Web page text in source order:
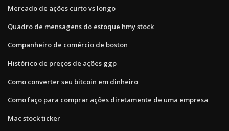
Mercado de ações curto vs longo
Quadro de mensagens do estoque hmy stock
Companheiro de comércio de boston
Histórico de preços de ações ggp
Como converter seu bitcoin em dinheiro
Como faço para comprar ações diretamente de uma empresa
Mac stock ticker